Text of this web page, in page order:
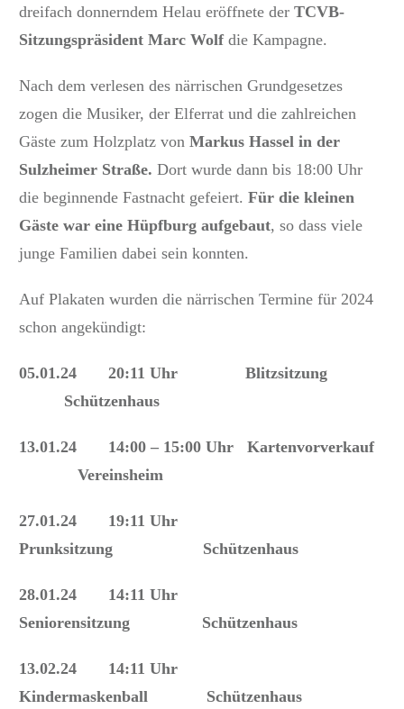
dreifach donnerndem Helau eröffnete der TCVB-
Sitzungspräsident Marc Wolfdie Kampagne.
Nach dem verlesen des närrischen Grundgesetzes
zogen die Musiker, der Elferrat und die zahlreichen
Gäste zum Holzplatz von Markus Hassel in der
Sulzheimer Straße. Dort wurde dann bis 18:00 Uhr
die beginnende Fastnacht gefeiert. Für die kleinen
Gäste war eine Hüpfburg aufgebaut, so dass viele
junge Familien dabei sein konnten.
Auf Plakaten wurden die närrischen Termine für 2024
schon angekündigt:
05.01.24 20:11 Uhr Blitzsitzung
Schützenhaus
13.01.24 14:00 – 15:00 Uhr Kartenvorverkauf
Vereinsheim
27.01.24 19:11 Uhr
Prunksitzung Schützenhaus
28.01.24 14:11 Uhr
Seniorensitzung Schützenhaus
13.02.24 14:11 Uhr
Kindermaskenball Schützenhaus